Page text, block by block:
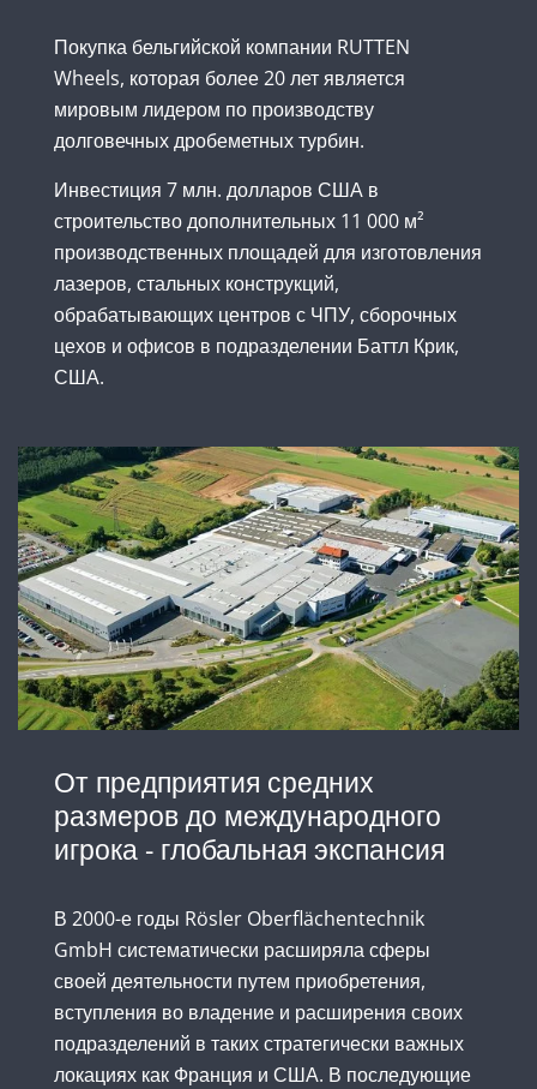
Покупка бельгийской компании RUTTEN
Wheels, которая более 20 лет является
мировым лидером по производству
долговечных дробеметных турбин.
Инвестиция 7 млн. долларов США в
строительство дополнительных 11 000 м²
производственных площадей для изготовления
лазеров, стальных конструкций,
обрабатывающих центров с ЧПУ, сборочных
цехов и офисов в подразделении Баттл Крик,
США.
От предприятия средних
размеров до международного
игрока - глобальная экспансия
В 2000-е годы Rösler Oberflächentechnik
GmbH систематически расширяла сферы
своей деятельности путем приобретения,
вступления во владение и расширения своих
подразделений в таких стратегически важных
локациях как Франция и США. В последующие